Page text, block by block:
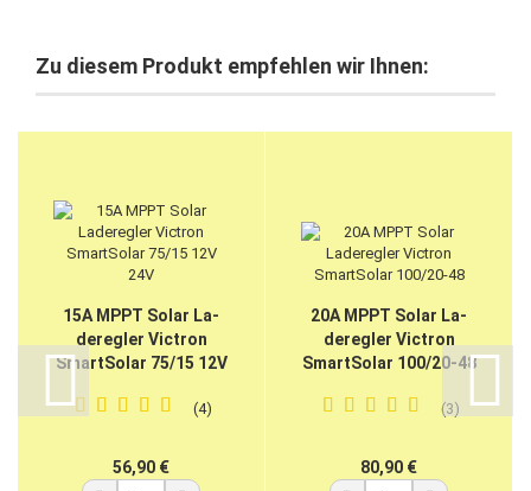
Zu diesem Produkt empfehlen wir Ihnen:
15A MPPT Solar La­
de­reg­ler Vic­tron
Smart­So­lar 75/15 12V
4
56,90 €
20A MPPT Solar La­
de­reg­ler Vic­tron
Smart­So­lar 100/20-48
3
80,90 €